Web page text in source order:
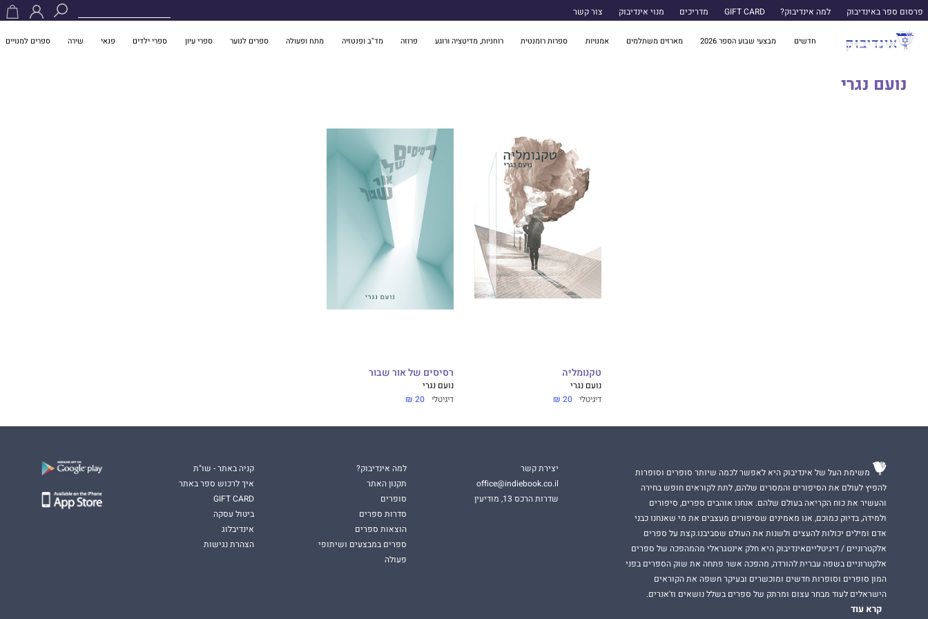
פרסום ספר באינדיבוק למה אינדיבוק? GIFT CARD מדריכים מנוי אינדיבוק צור קשר
חדשים מבצעי שבוע הספר 2026 מארזים משתלמים אמנויות ספרות רומנטית רוחניות, מדיטציה ורוגע פרוזה מד"ב ופנטזיה מתח ופעולה ספרים לנוער ספרי עיון ספרי ילדים פנאי שירה ספרים למנויים
נועם נגרי
טקנומליה
נועם נגרי
דיגיטלי 20 ₪
רסיסים של אור שבור
נועם נגרי
דיגיטלי 20 ₪
משימת העל של אינדיבוק היא לאפשר לכמה שיותר סופרים וסופרות
להפיץ לעולם את הסיפורים והמסרים שלהם, לתת לקוראים חופש בחירה
והעשיר את כוח הקריאה בעולם שלהם. אנחנו אוהבים ספרים, סיפורים
ולמידה, בדיוק כמוכם, אנו מאמינים שסיפורים מעצבים את מי שאנחנו כבני
אדם ומילים יכולות להעצים ולשנות את העולם שסביבנו.קצת על ספרים
אלקטרוניים / דיגיטלייםאינדיבוק היא חלק אינטגראלי מהמהפכה של ספרים
אלקטרוניים בשפה עברית להורדה, מהפכה אשר פתחה את שוק הספרים בפני
המון סופרים וסופרות חדשים ומוכשרים ובעיקר חשפה את הקוראים
הישראלים לעוד מבחר עצום ומרתק של ספרים בשלל נושאים וז'אנרים.
קרא עוד
יצירת קשר
office@indiebook.co.il
שדרות הרכס 13, מודיעין
למה אינדיבוק?
תקנון האתר
סופרים
סדרות ספרים
הוצאות ספרים
ספרים במבצעים ושיתופי
פעולה
קניה באתר - שו"ת
איך לרכוש ספר באתר
GIFT CARD
ביטול עסקה
אינדיבלוג
הצהרת נגישות